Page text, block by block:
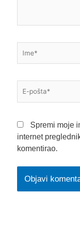
pošta*
Spremi moje
internet
komentirao.